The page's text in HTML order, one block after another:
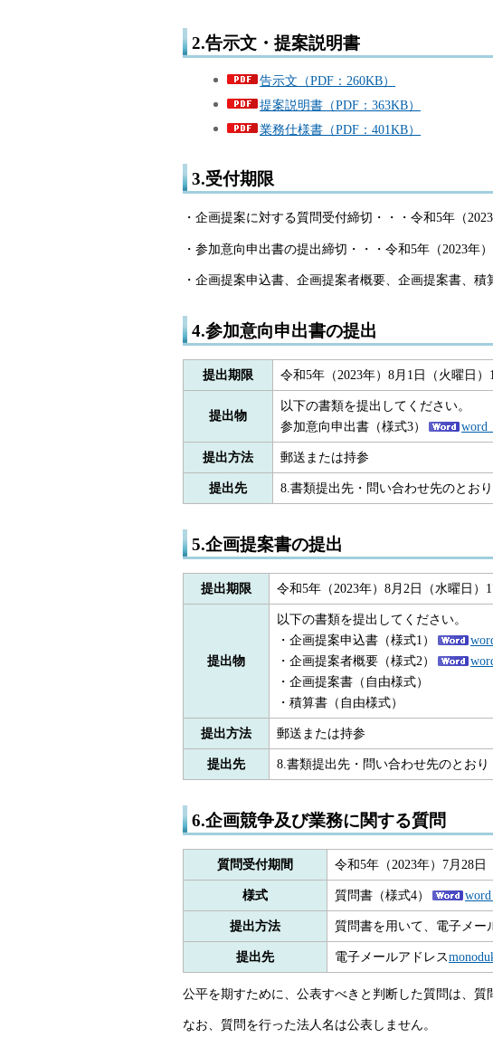
2.告示文・提案説明書
告示文（PDF：260KB）
提案説明書（PDF：363KB）
業務仕様書（PDF：401KB）
3.受付期限
・企画提案に対する質問受付締切・・・令和5年（
・参加意向申出書の提出締切・・・令和5年（2023年
・企画提案申込書、企画提案者概要、企画提案書、
4.参加意向申出書の提出
提出期限 令和5年（2023年）8月1日（火曜日）
提出物
以下の書類を提出してください。
参加意向申出書（様式3）
word
提出方法 郵送または持参
提出先 8.書類提出先・問い合わせ先のとおり
5.企画提案書の提出
提出期限 令和5年（2023年）8月2日（水曜日）
提出物
以下の書類を提出してください。
・企画提案申込書（様式1）
・企画提案者概要（様式2）
・企画提案書（自由様式）
・積算書（自由様式）
提出方法 郵送または持参
提出先 8.書類提出先・問い合わせ先のとおり
6.企画競争及び業務に関する質問
質問受付期間 令和5年（2023年）7月28
様式 質問書（様式4）
提出方法 質問書を用いて、電子メー
提出先 電子メールアドレス
公平を期すために、公表すべきと判断した質問は、質
なお、質問を行った法人名は公表しません。